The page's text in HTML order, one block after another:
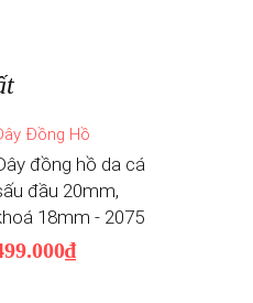
Đồng Hồ
đồng hồ da cá
đầu 20mm,
18mm - 2075